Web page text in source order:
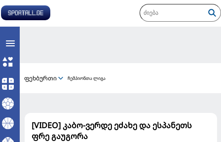
ფეხბურთი ჩემპიონთა ლიგა
[VIDEO] კაბო-ვერდე ეძახე და ესპანეთს
ფრე გაუგორა